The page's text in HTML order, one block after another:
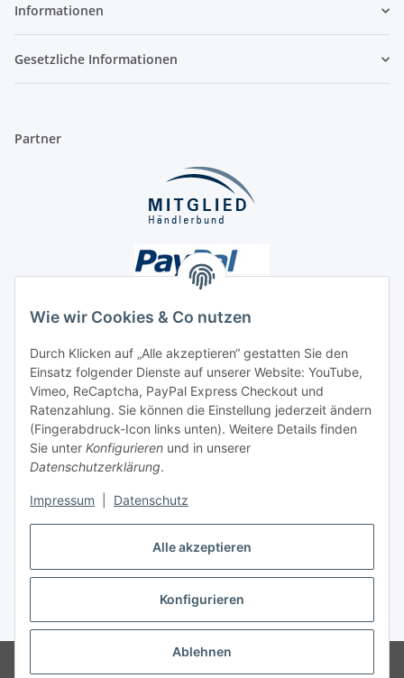
Alle akzeptieren
Konfigurieren
Ablehnen
Wie wir Cookies & Co nutzen
Durch Klicken auf „Alle akzeptieren“ gestatten Sie den
Einsatz folgender Dienste auf unserer Website: YouTube,
Vimeo, ReCaptcha, PayPal Express Checkout und
Ratenzahlung. Sie können die Einstellung jederzeit ändern
(Fingerabdruck-Icon links unten). Weitere Details finden
Sie unter Konfigurieren und in unserer
Datenschutzerklärung.
Impressum Datenschutz
Informationen
Gesetzliche Informationen
Partner
Unsere Seiten
Social Media
Vertrag widerrufen
* Alle Preise inkl. gesetzlicher USt., ** siehe Lieferbedingungen, zzgl.
Versand